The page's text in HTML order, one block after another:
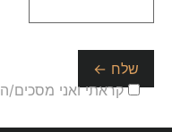
קראתי ואני מסכים/